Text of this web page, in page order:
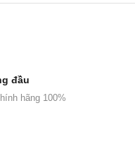
đầu
hãng 100%